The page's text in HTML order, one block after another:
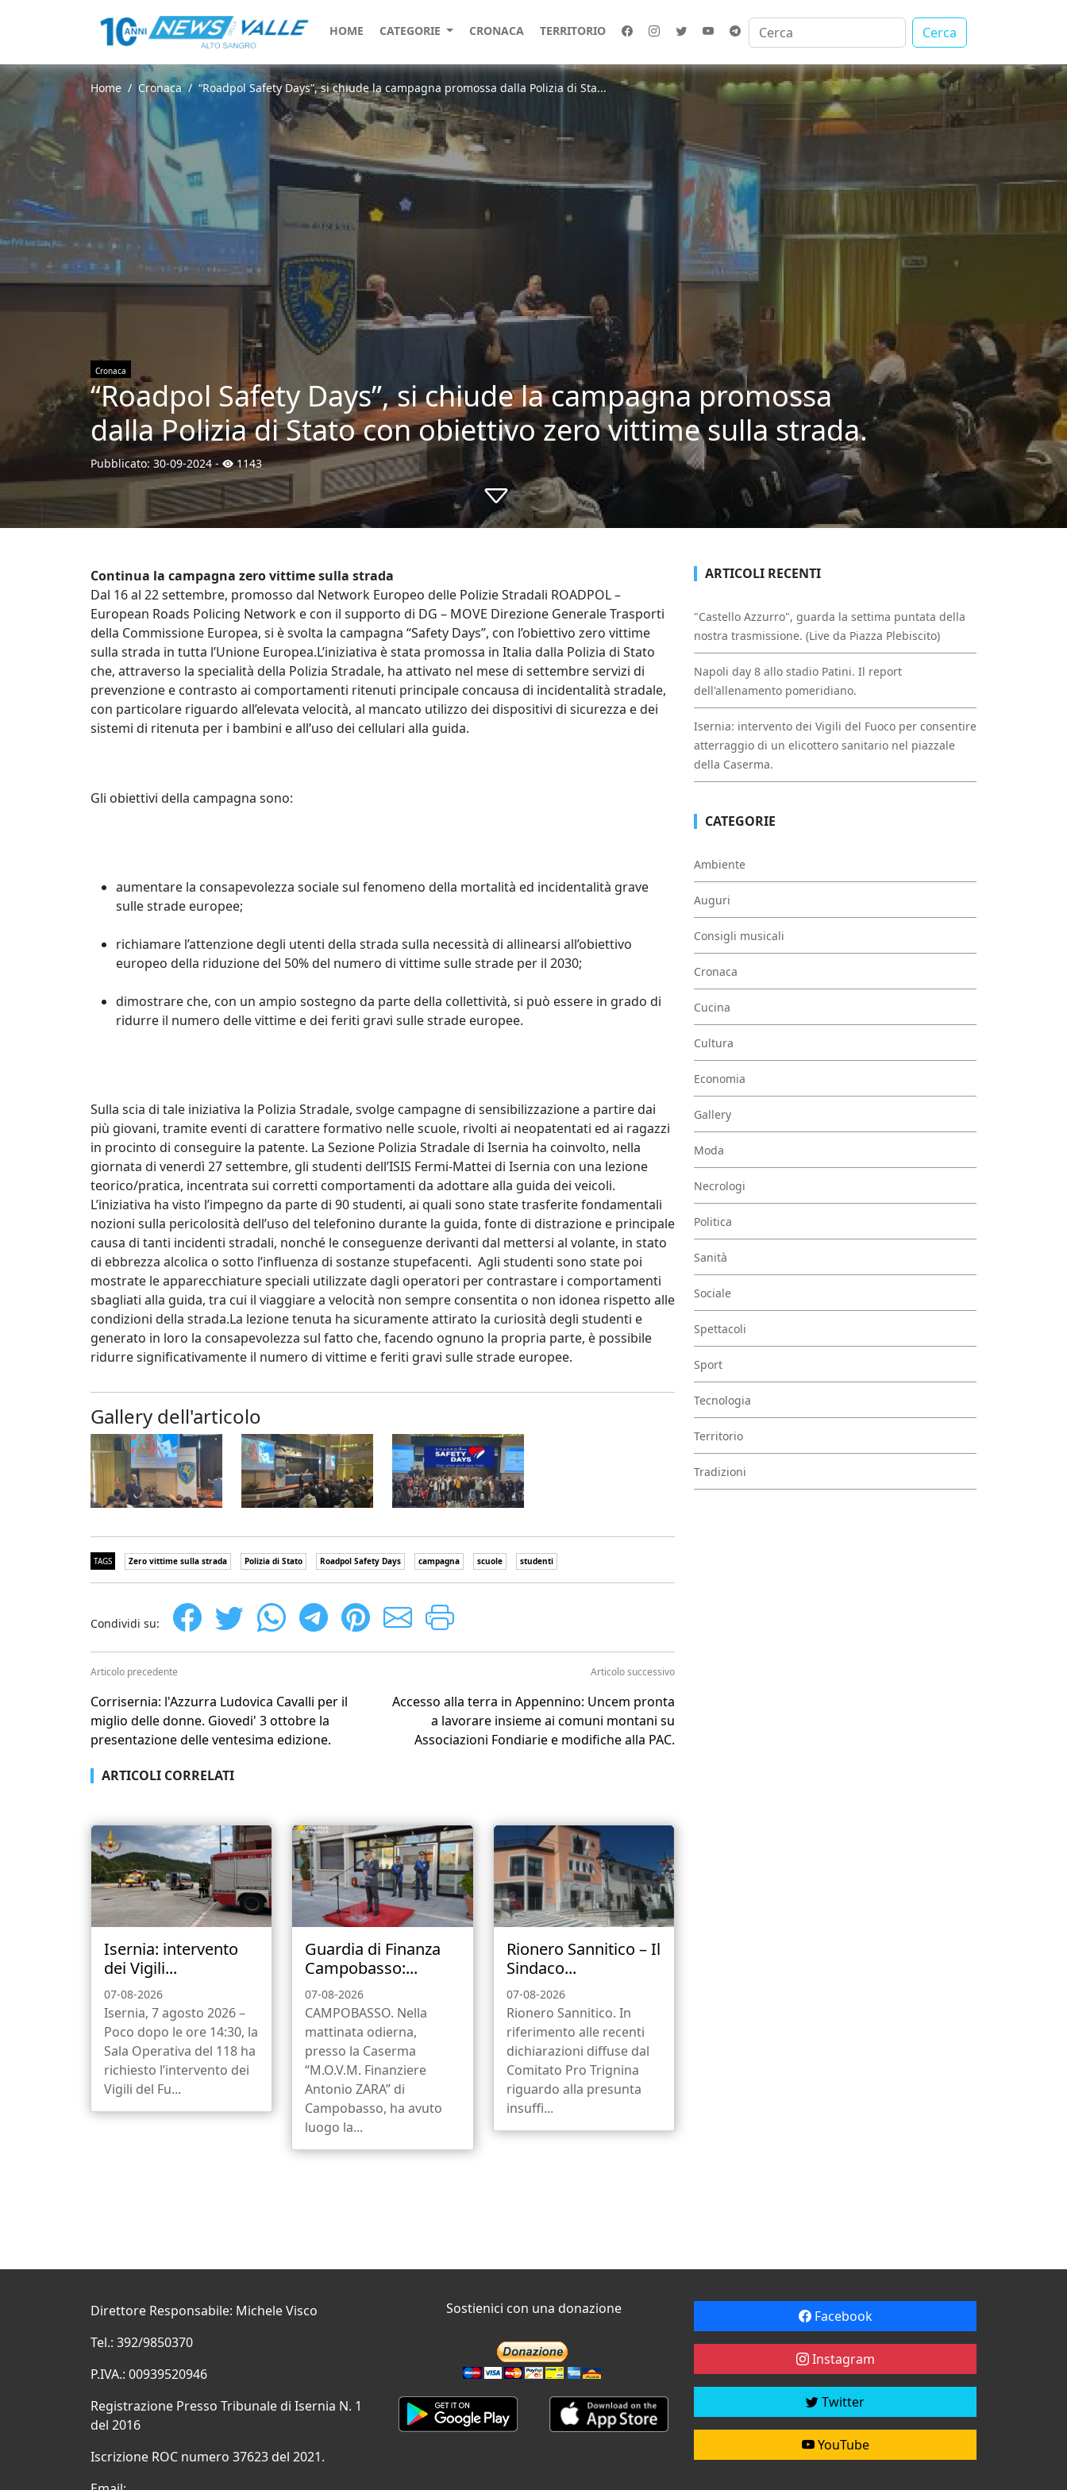
HOME CATEGORIE CRONACA TERRITORIO Cerca
Home Cronaca “Roadpol Safety Days”, si chiude la campagna promossa dalla Polizia di Sta...
Cronaca
“Roadpol Safety Days”, si chiude la campagna promossa
dalla Polizia di Stato con obiettivo zero vittime sulla strada.
Pubblicato: 30-09-2024 - 1143
Continua la campagna zero vittime sulla strada
Dal 16 al 22 settembre, promosso dal Network Europeo delle Polizie Stradali ROADPOL –
European Roads Policing Network e con il supporto di DG – MOVE Direzione Generale Trasporti
della Commissione Europea, si è svolta la campagna “Safety Days”, con l’obiettivo zero vittime
sulla strada in tutta l’Unione Europea.L’iniziativa è stata promossa in Italia dalla Polizia di Stato
che, attraverso la specialità della Polizia Stradale, ha attivato nel mese di settembre servizi di
prevenzione e contrasto ai comportamenti ritenuti principale concausa di incidentalità stradale,
con particolare riguardo all’elevata velocità, al mancato utilizzo dei dispositivi di sicurezza e dei
sistemi di ritenuta per i bambini e all’uso dei cellulari alla guida.
Gli obiettivi della campagna sono:
aumentare la consapevolezza sociale sul fenomeno della mortalità ed incidentalità grave
sulle strade europee;
richiamare l’attenzione degli utenti della strada sulla necessità di allinearsi all’obiettivo
europeo della riduzione del 50% del numero di vittime sulle strade per il 2030;
dimostrare che, con un ampio sostegno da parte della collettività, si può essere in grado di
ridurre il numero delle vittime e dei feriti gravi sulle strade europee.
Sulla scia di tale iniziativa la Polizia Stradale, svolge campagne di sensibilizzazione a partire dai
più giovani, tramite eventi di carattere formativo nelle scuole, rivolti ai neopatentati ed ai ragazzi
in procinto di conseguire la patente. La Sezione Polizia Stradale di Isernia ha coinvolto, nella
giornata di venerdì 27 settembre, gli studenti dell’ISIS Fermi-Mattei di Isernia con una lezione
teorico/pratica, incentrata sui corretti comportamenti da adottare alla guida dei veicoli.
L’iniziativa ha visto l’impegno da parte di 90 studenti, ai quali sono state trasferite fondamentali
nozioni sulla pericolosità dell’uso del telefonino durante la guida, fonte di distrazione e principale
causa di tanti incidenti stradali, nonché le conseguenze derivanti dal mettersi al volante, in stato
di ebbrezza alcolica o sotto l’influenza di sostanze stupefacenti. Agli studenti sono state poi
mostrate le apparecchiature speciali utilizzate dagli operatori per contrastare i comportamenti
sbagliati alla guida, tra cui il viaggiare a velocità non sempre consentita o non idonea rispetto alle
condizioni della strada.La lezione tenuta ha sicuramente attirato la curiosità degli studenti e
generato in loro la consapevolezza sul fatto che, facendo ognuno la propria parte, è possibile
ridurre significativamente il numero di vittime e feriti gravi sulle strade europee.
Gallery dell'articolo
TAGS Zero vittime sulla strada Polizia di Stato Roadpol Safety Days campagna scuole studenti
Condividi su:
Articolo precedente
Corrisernia: l'Azzurra Ludovica Cavalli per il
miglio delle donne. Giovedi' 3 ottobre la
presentazione delle ventesima edizione.
Articolo successivo
Accesso alla terra in Appennino: Uncem pronta
a lavorare insieme ai comuni montani su
Associazioni Fondiarie e modifiche alla PAC.
ARTICOLI CORRELATI
Isernia: intervento
dei Vigili...
07-08-2026
Isernia, 7 agosto 2026 –
Poco dopo le ore 14:30, la
Sala Operativa del 118 ha
richiesto l’intervento dei
Vigili del Fu...
Guardia di Finanza
Campobasso:...
07-08-2026
CAMPOBASSO. Nella
mattinata odierna,
presso la Caserma
“M.O.V.M. Finanziere
Antonio ZARA” di
Campobasso, ha avuto
luogo la...
Rionero Sannitico – Il
Sindaco...
07-08-2026
Rionero Sannitico. In
riferimento alle recenti
dichiarazioni diffuse dal
Comitato Pro Trignina
riguardo alla presunta
insuffi...
ARTICOLI RECENTI
"Castello Azzurro", guarda la settima puntata della
nostra trasmissione. (Live da Piazza Plebiscito)
Napoli day 8 allo stadio Patini. Il report
dell'allenamento pomeridiano.
Isernia: intervento dei Vigili del Fuoco per consentire
atterraggio di un elicottero sanitario nel piazzale
della Caserma.
CATEGORIE
Ambiente
Auguri
Consigli musicali
Cronaca
Cucina
Cultura
Economia
Gallery
Moda
Necrologi
Politica
Sanità
Sociale
Spettacoli
Sport
Tecnologia
Territorio
Tradizioni
Direttore Responsabile: Michele Visco
Tel.: 392/9850370
P.IVA.: 00939520946
Registrazione Presso Tribunale di Isernia N. 1
del 2016
Iscrizione ROC numero 37623 del 2021.
Sostienici con una donazione Facebook
Instagram
Twitter
YouTube